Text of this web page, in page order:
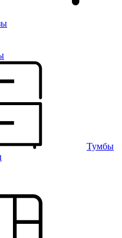
Тумбы